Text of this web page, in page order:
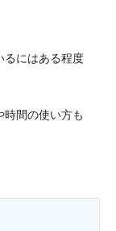
るにはある程度
時間の使い方も